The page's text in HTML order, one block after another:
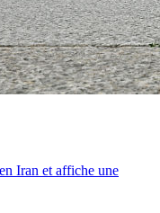
Iran et affiche une